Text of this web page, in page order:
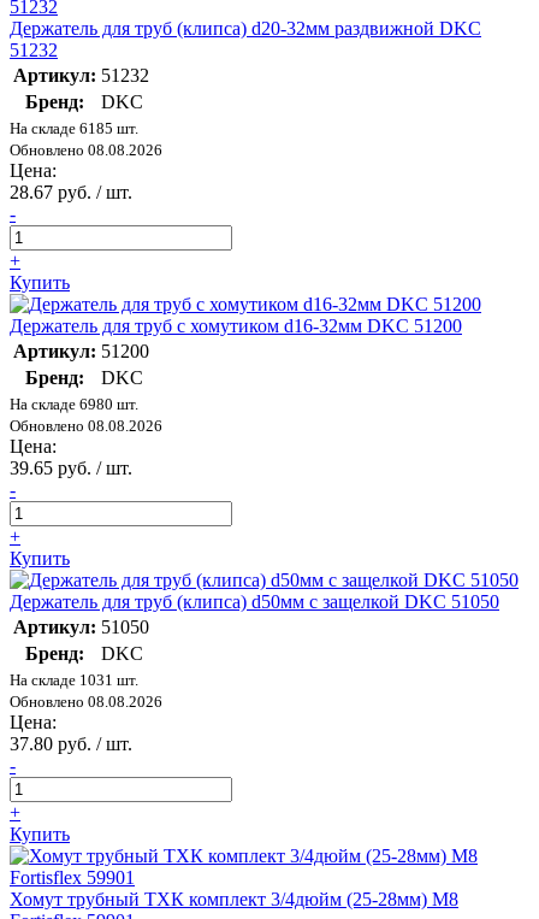
Держатель для труб (клипса) d20-32мм раздвижной DKC
51232
Артикул: 51232
Бренд:
DKC
На складе 6185 шт.
Обновлено 08.08.2026
Цена:
28.67 руб. / шт.
-
+
Купить
Держатель для труб с хомутиком d16-32мм DKC 51200
Артикул: 51200
Бренд:
DKC
На складе 6980 шт.
Обновлено 08.08.2026
Цена:
39.65 руб. / шт.
-
+
Купить
Держатель для труб (клипса) d50мм с защелкой DKC 51050
Артикул: 51050
Бренд:
DKC
На складе 1031 шт.
Обновлено 08.08.2026
Цена:
37.80 руб. / шт.
-
+
Купить
Хомут трубный ТХК комплект 3/4дюйм (25-28мм) M8